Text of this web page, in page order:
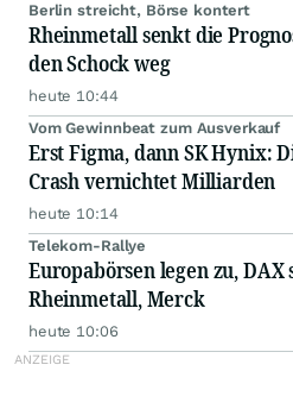
Berlin streicht, Börse kontert
Rheinmetall senkt die
den Schock weg
heute 10:44
Vom Gewinnbeat zum Ausverkauf
Erst Figma, dann SK Hynix:
Crash vernichtet Milliarden
heute 10:14
Telekom-Rallye
Europabörsen legen zu,
Rheinmetall, Merck
heute 10:06